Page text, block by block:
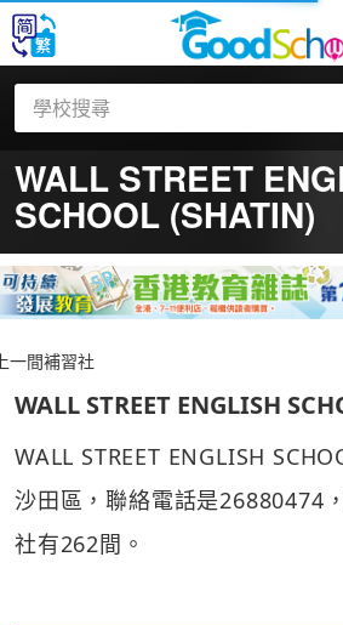
WALL STREET
SCHOOL (SHATIN)
一間補習社
WALL STREET ENGLISH
WALL STREET ENGLISH
沙田區，聯絡電話是26880474
社有262間。